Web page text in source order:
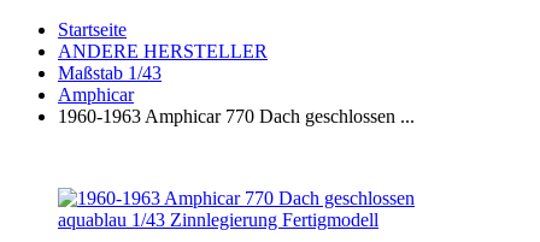
Startseite
ANDERE HERSTELLER
Maßstab 1/43
Amphicar
1960-1963 Amphicar 770 Dach geschlossen ...